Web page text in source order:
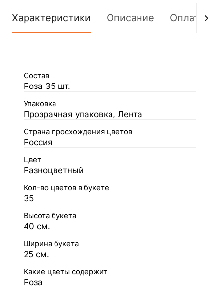
Характеристики Описание Оплата
Состав
Роза 35 шт.
Упаковка
Прозрачная упаковка, Лента
Страна просхождения цветов
Россия
Цвет
Разноцветный
Кол-во цветов в букете
35
Высота букета
40 см.
Ширина букета
25 см.
Какие цветы содержит
Роза